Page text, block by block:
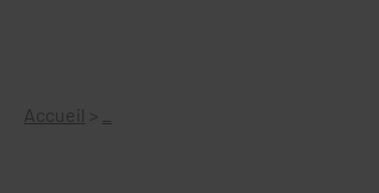
Accueil >